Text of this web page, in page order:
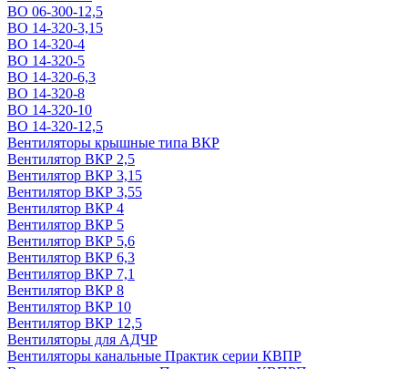
ВО 06-300-12,5
ВО 14-320-3,15
ВО 14-320-4
ВО 14-320-5
ВО 14-320-6,3
ВО 14-320-8
ВО 14-320-10
ВО 14-320-12,5
Вентиляторы крышные типа ВКР
Вентилятор ВКР 2,5
Вентилятор ВКР 3,15
Вентилятор ВКР 3,55
Вентилятор ВКР 4
Вентилятор ВКР 5
Вентилятор ВКР 5,6
Вентилятор ВКР 6,3
Вентилятор ВКР 7,1
Вентилятор ВКР 8
Вентилятор ВКР 10
Вентилятор ВКР 12,5
Вентиляторы для АДЧР
Вентиляторы канальные Практик серии КВПР